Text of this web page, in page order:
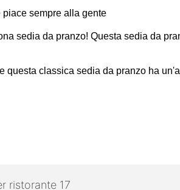
sempre alla gente
sedia da pranzo! Questa sedia da
classica sedia da pranzo ha